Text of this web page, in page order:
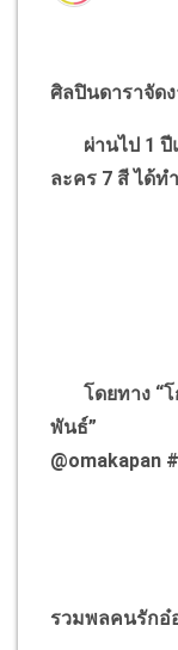
ศิลปินดาราจัด
ผ่านไป 1 ปีแ
ละคร 7 สี ได้
โดยทาง “
พันธ์”
@omakapan
รวมพลคนรักอ๋